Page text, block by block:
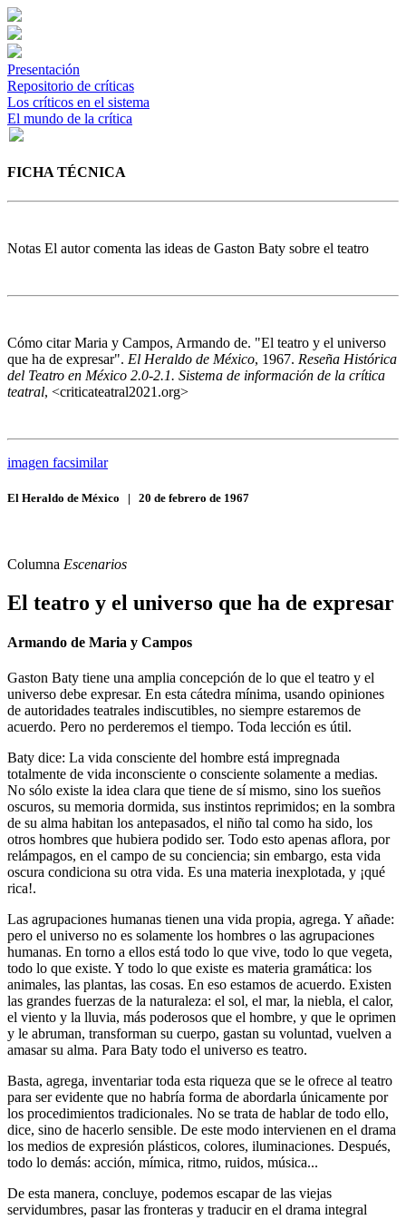
Presentación
Repositorio de críticas
Los críticos en el sistema
El mundo de la crítica
FICHA TÉCNICA
Notas El autor comenta las ideas de Gaston Baty sobre el teatro
Cómo citarMaria y Campos, Armando de. "El teatro y el universo
que ha de expresar". El Heraldo de México, 1967. Reseña Histórica
del Teatro en México 2.0-2.1. Sistema de información de la crítica
teatral, <criticateatral2021.org>
imagen facsimilar
El Heraldo de México | 20 de febrero de 1967
Columna Escenarios
El teatro y el universo que ha de expresar
Armando de Maria y Campos
Gaston Baty tiene una amplia concepción de lo que el teatro y el
universo debe expresar. En esta cátedra mínima, usando opiniones
de autoridades teatrales indiscutibles, no siempre estaremos de
acuerdo. Pero no perderemos el tiempo. Toda lección es útil.
Baty dice: La vida consciente del hombre está impregnada
totalmente de vida inconsciente o consciente solamente a medias.
No sólo existe la idea clara que tiene de sí mismo, sino los sueños
oscuros, su memoria dormida, sus instintos reprimidos; en la sombra
de su alma habitan los antepasados, el niño tal como ha sido, los
otros hombres que hubiera podido ser. Todo esto apenas aflora, por
relámpagos, en el campo de su conciencia; sin embargo, esta vida
oscura condiciona su otra vida. Es una materia inexplotada, y ¡qué
rica!.
Las agrupaciones humanas tienen una vida propia, agrega. Y añade:
pero el universo no es solamente los hombres o las agrupaciones
humanas. En torno a ellos está todo lo que vive, todo lo que vegeta,
todo lo que existe. Y todo lo que existe es materia gramática: los
animales, las plantas, las cosas. En eso estamos de acuerdo. Existen
las grandes fuerzas de la naturaleza: el sol, el mar, la niebla, el calor,
el viento y la lluvia, más poderosos que el hombre, y que le oprimen
y le abruman, transforman su cuerpo, gastan su voluntad, vuelven a
amasar su alma. Para Baty todo el universo es teatro.
Basta, agrega, inventariar toda esta riqueza que se le ofrece al teatro
para ser evidente que no habría forma de abordarla únicamente por
los procedimientos tradicionales. No se trata de hablar de todo ello,
dice, sino de hacerlo sensible. De este modo intervienen en el drama
los medios de expresión plásticos, colores, iluminaciones. Después,
todo lo demás: acción, mímica, ritmo, ruidos, música...
De esta manera, concluye, podemos escapar de las viejas
servidumbres, pasar las fronteras y traducir en el drama integral